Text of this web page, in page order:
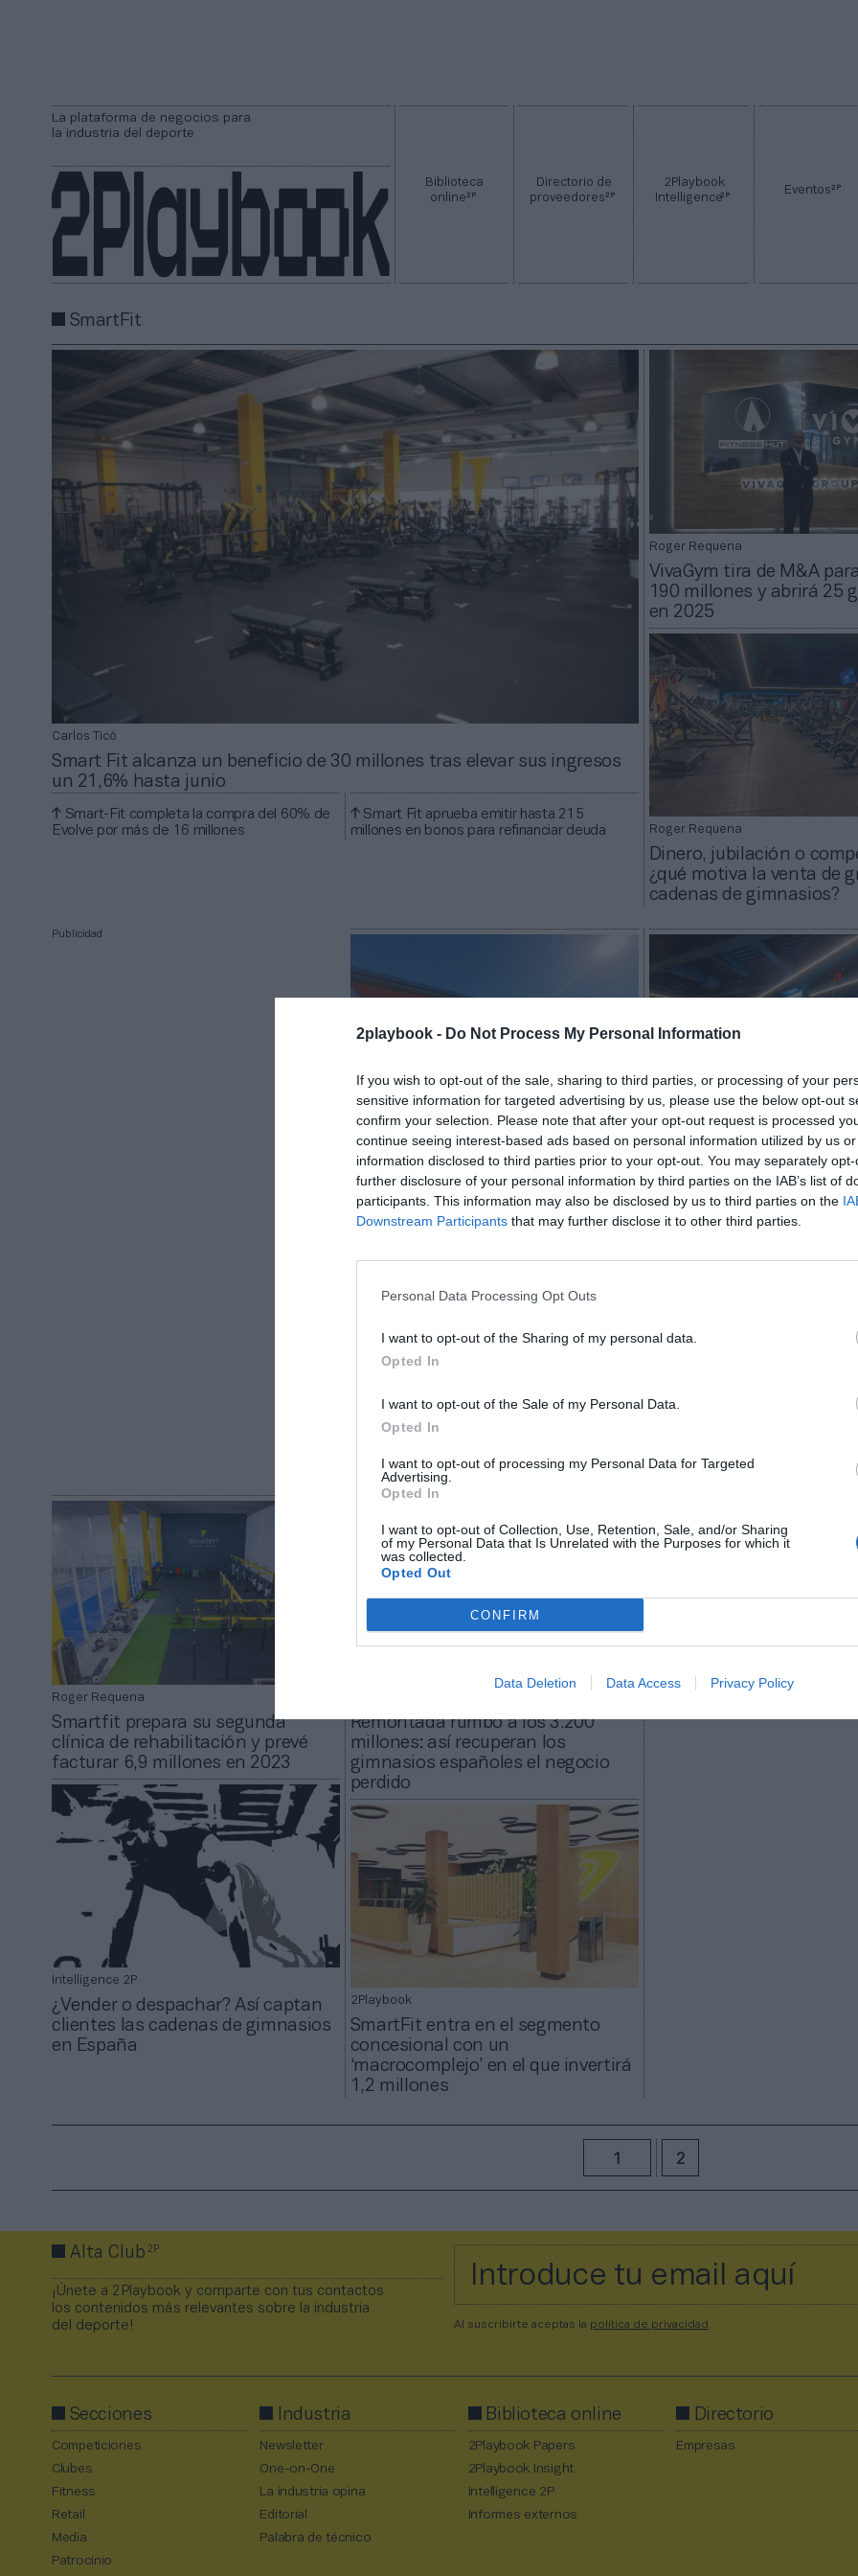
2playbook - Do Not Process My Personal Information
If you wish to opt-out of the sale, sharing to third parties, or processing of your
sensitive information for targeted advertising by us, please use the below opt-out
confirm your selection. Please note that after your opt-out request is processed
continue seeing interest-based ads based on personal information utilized by us
information disclosed to third parties prior to your opt-out. You may separately
further disclosure of your personal information by third parties on the IAB’s list of
participants. This information may also be disclosed by us to third parties on the
Downstream Participants that may further disclose it to other third parties.
Personal Data Processing Opt Outs
I want to opt-out of the Sharing of my personal data.
Opted In
I want to opt-out of the Sale of my Personal Data.
Opted In
I want to opt-out of processing my Personal Data for Targeted
Advertising.
Opted In
I want to opt-out of Collection, Use, Retention, Sale, and/or Sharing
of my Personal Data that Is Unrelated with the Purposes for which it
was collected.
Opted Out
CONFIRM
Data Deletion Data Access Privacy Policy
La plataforma de negocios para
la industria del deporte
Biblioteca
online2P
Directorio de
proveedores2P
2Playbook
Intelligence2P Eventos2P
SmartFit
Carlos Ticó
Smart Fit alcanza un beneficio de 30 millones tras elevar sus ingresos
un 21,6% hasta junio
Smart-Fit completa la compra del 60% de
Evolve por más de 16 millones
Smart Fit aprueba emitir hasta 215
millones en bonos para refinanciar deuda
Roger Requena
VivaGym tira de M&A
190 millones y abrirá 25
en 2025
Roger Requena
Dinero, jubilación o
¿qué motiva la venta de
cadenas de gimnasios?
Publicidad
Roger Requena
VivaGym cambia la marca de
Fitness Hut en Portugal tras su
venta a Providence
VivaGym, en modo M&A para copar
el mercado español con 14 ‘micro-
redes’ de gimnasios
Roger Requena
El fitness en España
millones en abrir 241
hasta septiembre
sector donde cuesta
objetivos económicos
Roger Requena
Smartfit prepara su segunda
clínica de rehabilitación y prevé
facturar 6,9 millones en 2023
Intelligence 2P
¿Vender o despachar? Así captan
clientes las cadenas de gimnasios
en España
Remontada rumbo a los 3.200
millones: así recuperan los
gimnasios españoles el negocio
perdido
2Playbook
SmartFit entra en el segmento
concesional con un
‘macrocomplejo’ en el que invertirá
1,2 millones
2
Alta Club2P
¡Únete a 2Playbook y comparte con tus contactos
los contenidos más relevantes sobre la industria
del deporte!
Al suscribirte aceptas la política de privacidad
Secciones
Competiciones
Clubes
Fitness
Retail
Media
Patrocinio
Industria
Newsletter
One-on-One
La industria opina
Editorial
Palabra de técnico
Biblioteca online
2Playbook Papers
2Playbook Insight
Intelligence 2P
Informes externos
Directorio
Empresas